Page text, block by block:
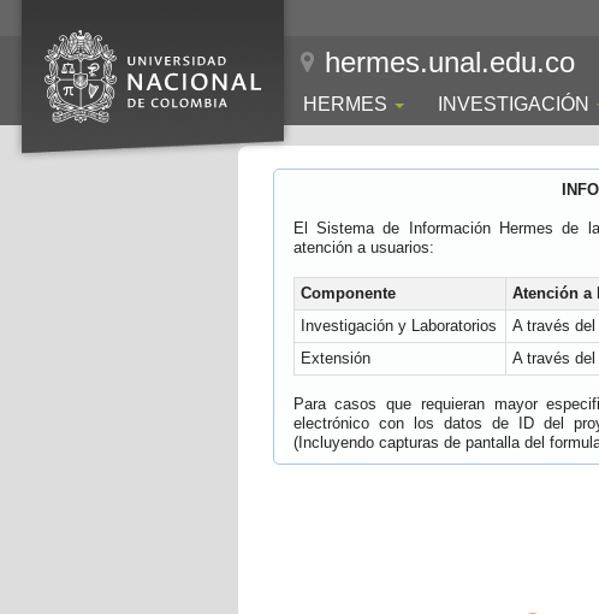
hermes.unal.edu.co
HERMES INVESTIGACIÓN
El Sistema de Información Hermes de
atención a usuarios:
Componente Atención a
Investigación y Laboratorios
A través del
Extensión
A través del
Para casos que requieran mayor
electrónico con los datos de ID del
(Incluyendo capturas de pantalla del